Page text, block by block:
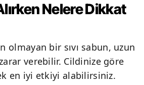
Nelere Dikkat
olmayan bir sıvı sabun, uzun
verebilir. Cildinize göre
en iyi etkiyi alabilirsiniz.